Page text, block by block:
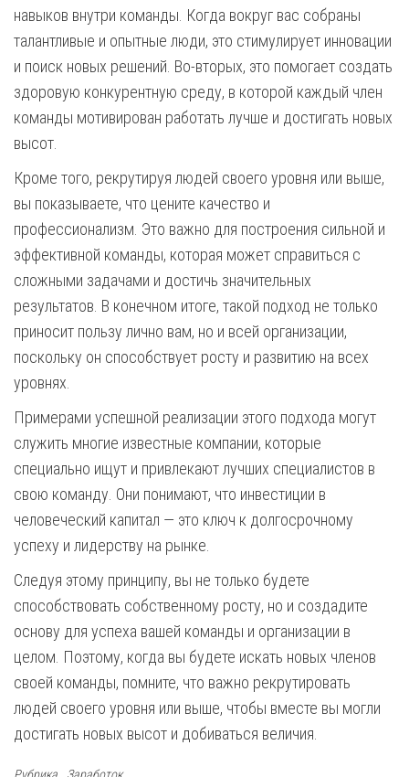
навыков внутри команды. Когда вокруг вас собраны
талантливые и опытные люди, это стимулирует инновации
и поиск новых решений. Во-вторых, это помогает создать
здоровую конкурентную среду, в которой каждый член
команды мотивирован работать лучше и достигать новых
высот.
Кроме того, рекрутируя людей своего уровня или выше,
вы показываете, что цените качество и
профессионализм. Это важно для построения сильной и
эффективной команды, которая может справиться с
сложными задачами и достичь значительных
результатов. В конечном итоге, такой подход не только
приносит пользу лично вам, но и всей организации,
поскольку он способствует росту и развитию на всех
уровнях.
Примерами успешной реализации этого подхода могут
служить многие известные компании, которые
специально ищут и привлекают лучших специалистов в
свою команду. Они понимают, что инвестиции в
человеческий капитал — это ключ к долгосрочному
успеху и лидерству на рынке.
Следуя этому принципу, вы не только будете
способствовать собственному росту, но и создадите
основу для успеха вашей команды и организации в
целом. Поэтому, когда вы будете искать новых членов
своей команды, помните, что важно рекрутировать
людей своего уровня или выше, чтобы вместе вы могли
достигать новых высот и добиваться величия.